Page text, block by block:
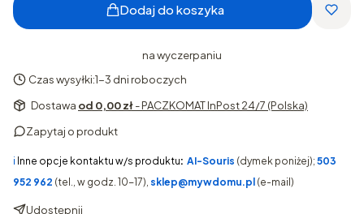
Dodaj do koszyka
na wyczerpaniu
Czas wysyłki:1-3 dni roboczych
Dostawa od 0,00 zł- PACZKOMAT InPost 24/7 (Polska)
Zapytaj o produkt
ℹ️ Inne opcje kontaktu w/s produktu: AI-Souris (dymek poniżej); 503
952 962 (tel., w godz. 10-17), sklep@mywdomu.pl (e-mail)
Udostępnij